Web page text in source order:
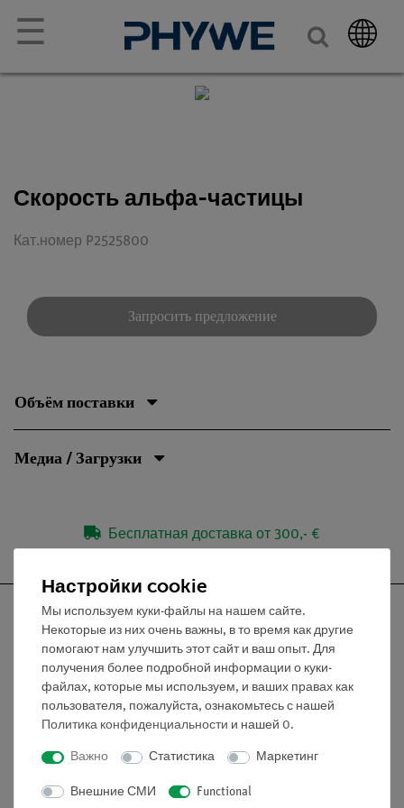
☰
Скорость альфа-частицы
Кат.номер P2525800
Запросить предложение
Объём поставки
Медиа / Загрузки
Бесплатная доставка от 300,- €
Nach oben
Информация
Условия сотрудничества
Настройки cookie
Мы используем куки-файлы на нашем сайте.
Некоторые из них очень важны, в то время как другие
помогают нам улучшить этот сайт и ваш опыт. Для
получения более подробной информации о куки-
файлах, которые мы используем, и ваших правах как
пользователя, пожалуйста, ознакомьтесь с нашей
Политика конфиденциальности и нашей 0.
Важно Статистика Маркетинг
Внешние СМИ Functional